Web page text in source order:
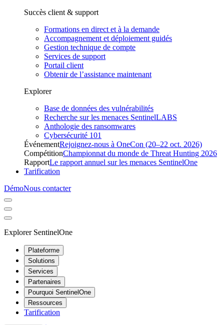
Succès client & support
Formations en direct et à la demande
Accompagnement et déploiement guidés
Gestion technique de compte
Services de support
Portail client
Obtenir de l’assistance maintenant
Explorer
Base de données des vulnérabilités
Recherche sur les menaces SentinelLABS
Anthologie des ransomwares
Cybersécurité 101
ÉvénementRejoignez-nous à OneCon (20–22 oct. 2026)
CompétitionChampionnat du monde de Threat Hunting 2026
RapportLe rapport annuel sur les menaces SentinelOne
Tarification
DémoNous contacter
Explorer SentinelOne
Plateforme
Solutions
Services
Partenaires
Pourquoi SentinelOne
Ressources
Tarification